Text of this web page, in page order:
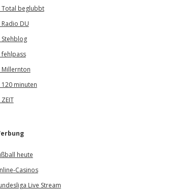
Total beglubbt
Radio DU
Stehblog
fehlpass
Millernton
120 minuten
ZEIT
heute
Casinos
Live Stream